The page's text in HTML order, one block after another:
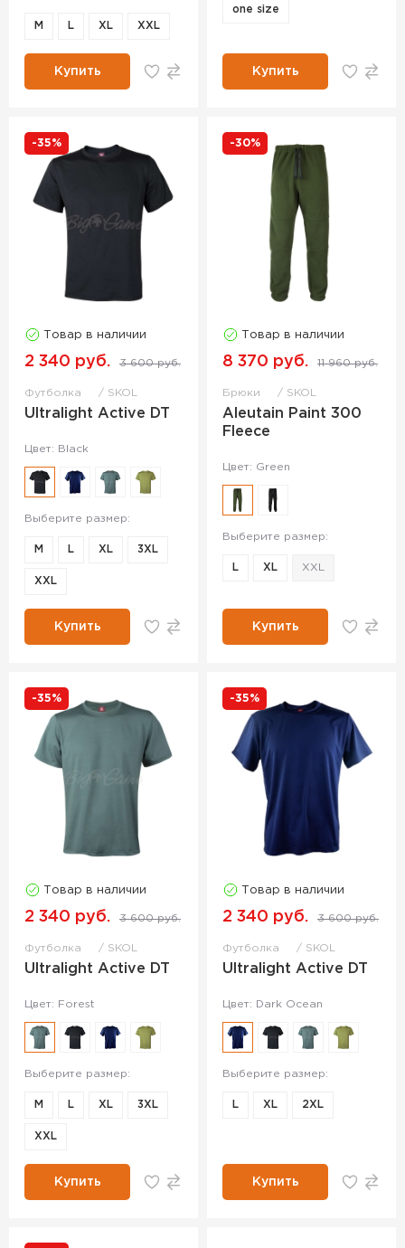
M L XL ХXL
Купить
one size
Купить
-35%
Товар в наличии
2 340 руб. 3 600 руб.
Футболка SKOL
Ultralight Active DT
Цвет: Black
Выберите размер:
M L XL 3XL
ХXL
Купить
-30%
Товар в наличии
8 370 руб. 11 960 руб.
Брюки SKOL
Aleutain Paint 300
Fleece
Цвет: Green
Выберите размер:
L XL ХXL
Купить
-35%
Товар в наличии
2 340 руб. 3 600 руб.
Футболка SKOL
Ultralight Active DT
Цвет: Forest
Выберите размер:
M L XL 3XL
ХXL
Купить
-35%
Товар в наличии
2 340 руб. 3 600 руб.
Футболка SKOL
Ultralight Active DT
Цвет: Dark Ocean
Выберите размер:
L XL 2XL
Купить